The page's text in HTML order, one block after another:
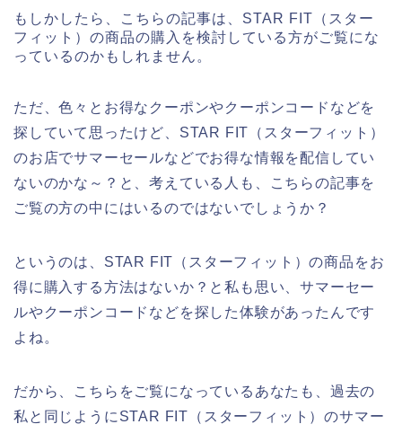
もしかしたら、こちらの記事は、STAR FIT（スター
フィット）の商品の購入を検討している方がご覧にな
っているのかもしれません。
ただ、色々とお得なクーポンやクーポンコードなどを
探していて思ったけど、STAR FIT（スターフィット）
のお店でサマーセールなどでお得な情報を配信してい
ないのかな～？と、考えている人も、こちらの記事を
ご覧の方の中にはいるのではないでしょうか？
というのは、STAR FIT（スターフィット）の商品をお
得に購入する方法はないか？と私も思い、サマーセー
ルやクーポンコードなどを探した体験があったんです
よね。
だから、こちらをご覧になっているあなたも、過去の
私と同じようにSTAR FIT（スターフィット）のサマー